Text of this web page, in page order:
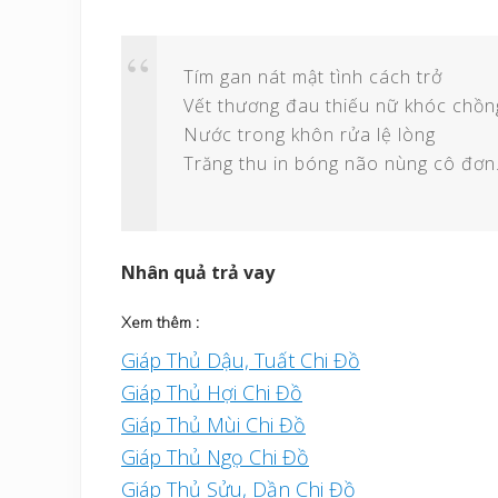
Tím gan nát mật tình cách trở
Vết thương đau thiếu nữ khóc
Nước trong khôn rửa lệ lòng
Trăng thu in bóng não nùng cô
Nhân quả trả vay
Xem thêm :
Giáp Thủ Dậu, Tuất Chi Đồ
Giáp Thủ Hợi Chi Đồ
Giáp Thủ Mùi Chi Đồ
Giáp Thủ Ngọ Chi Đồ
Giáp Thủ Sửu, Dần Chi Đồ